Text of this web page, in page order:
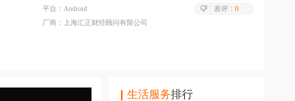
平台： Android
厂商： 上海汇正财经顾问有限公司
差评： 0
生活服务排行